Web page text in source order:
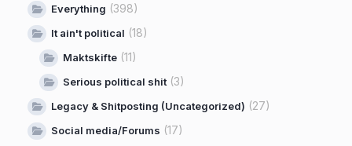
Everything (398)
It ain't political (18)
Maktskifte (11)
Serious political shit (3)
Legacy & Shitposting (Uncategorized) (27)
Social media/Forums (17)